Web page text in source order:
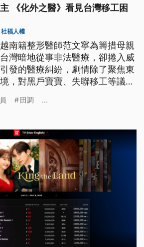
《化外之醫》看見台灣移工困
社福人權
南籍整形醫師范文寧為籌措母親
灣暗地從事非法醫療，卻捲入威
發的醫療糾紛，劇情除了聚焦東
，對黑戶寶寶、失聯移工等議題
田調 ...